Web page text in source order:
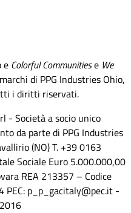
e Colorful Communitiese We
di PPG Industries Ohio,
i diritti riservati.
- Società a socio unico
da parte di PPG Industries
(NO) T. +39 0163
Sociale Euro 5.000.000,00
REA 213357 – Codice
PEC: p_p_gacitaly@pec.it -